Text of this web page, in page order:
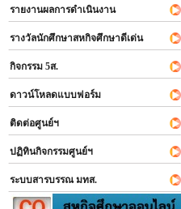
รายงานผลการดำเนินงาน
รางวัลนักศึกษาสหกิจศึกษาดีเด่น
กิจกรรม 5ส.
ดาวน์โหลดแบบฟอร์ม
ติดต่อศูนย์ฯ
ปฏิทินกิจกรรมศูนย์ฯ
ระบบสารบรรณ มทส.